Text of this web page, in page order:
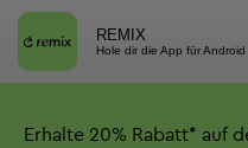
REMIX
Hole dir die App für Android
Erhalte 20% Rabatt* auf